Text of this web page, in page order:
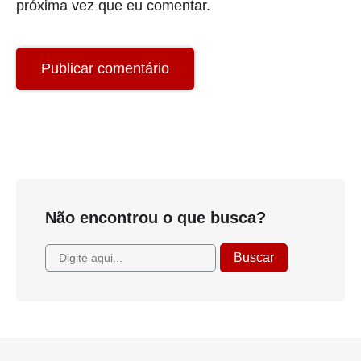
próxima vez que eu comentar.
Não encontrou o que busca?